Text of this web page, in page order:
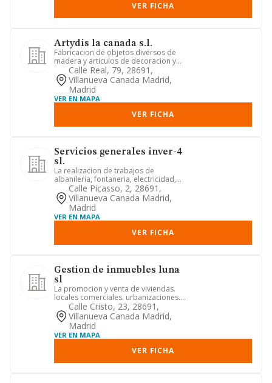
VER FICHA
Artydis la canada s.l.
Fabricacion de objetos diversos de
madera y articulos de decoracion y
adorno venta al por menor de ...
Calle Real, 79, 28691,
Villanueva Canada Madrid,
Madrid
VER EN MAPA
VER FICHA
Servicios generales inver-4
sl.
La realizacion de trabajos de
albanileria, fontaneria, electricidad,
pintura. limpiezas y cualquier...
Calle Picasso, 2, 28691,
Villanueva Canada Madrid,
Madrid
VER EN MAPA
VER FICHA
Gestion de inmuebles luna
sl
La promocion y venta de viviendas.
locales comerciales. urbanizaciones.
poligonos industriales. med...
Calle Cristo, 23, 28691,
Villanueva Canada Madrid,
Madrid
VER EN MAPA
VER FICHA